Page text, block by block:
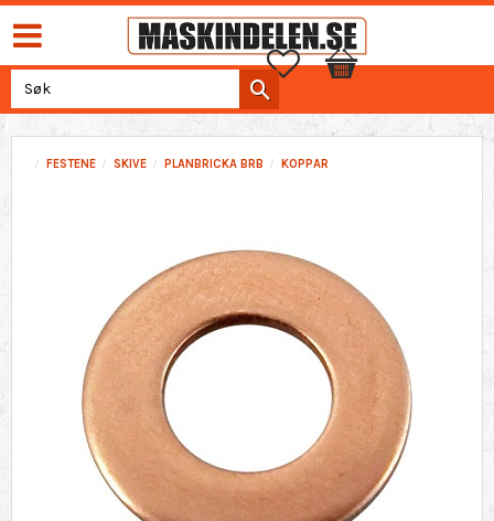
Favoritter
Handlekurv
FESTENE SKIVE PLANBRICKA BRB KOPPAR